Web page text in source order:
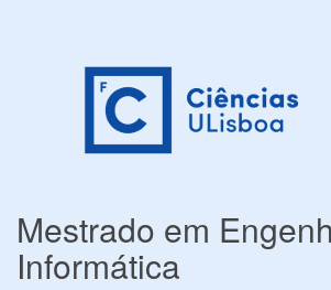
Mestrado em
Informática